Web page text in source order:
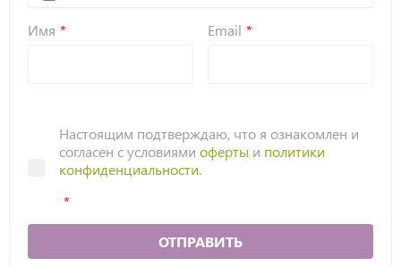
Имя Email
Настоящим подтверждаю, что я ознакомлен и
согласен с условиями оферты и политики
конфиденциальности.
ОТПРАВИТЬ